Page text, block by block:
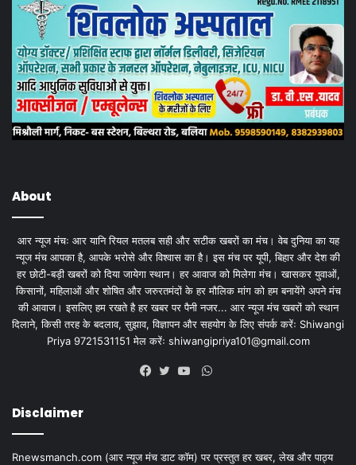
About
आर न्यूज मंचः आर यानि रियल मतलब सही और सटीक खबरों का मंच। वेब दुनिया का यह
न्यूज मंच आपका है, आपके भरोसे और विश्वास का है। इस मंच पर यूपी, बिहार और देश की
हर छोटी-बड़ी खबरों को दिया जायेगा स्थान। हर आवाज को मिलेगा मंच। खासकर युवाओं,
किसानों, महिलाओं और शोषित और जरुरतमंदों के हर मौलिक मांग को हम बनायेंगे अपने मंच
की आवाज। इसलिए हम रखते है हर खबर पर पैनी नजर... आर न्यूज मंच खबरों को स्थान
दिलाने, किसी तरह के बदलाव, सुझाव, विज्ञापन और सहयोग के लिए संपर्क करेंः Shiwangi
Priya 9721531151 मेल करेंः shiwangipriya101@gmail.com
WhatsApp
Disclaimer
Rnewsmanch.com (आर न्यूज मंच डाट काॅम) पर प्रस्तुत हर खबर, लेख और पाठ्य